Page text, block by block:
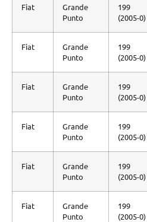
Fiat
Grande
Punto
199
(2005-0)
Fiat
Grande
Punto
199
(2005-0)
Fiat
Grande
Punto
199
(2005-0)
Fiat
Grande
Punto
199
(2005-0)
Fiat
Grande
Punto
199
(2005-0)
Fiat
Grande
Punto
199
(2005-0)